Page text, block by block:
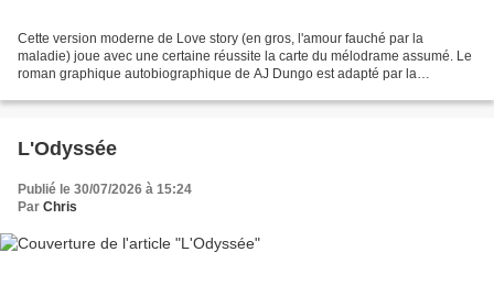
Cette version moderne de Love story (en gros, l'amour fauché par la
maladie) joue avec une certaine réussite la carte du mélodrame assumé. Le
roman graphique autobiographique de AJ Dungo est adapté par la
L'Odyssée
Publié le 30/07/2026 à 15:24
Par Chris